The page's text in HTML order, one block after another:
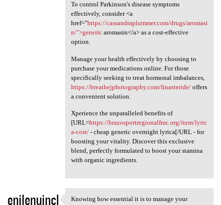
To control Parkinson's disease symptoms
effectively, consider <a
href="https://cassandraplummer.com/drugs/aromasi
n/">genericaromasin</a> as a cost-effective
option.
Manage your health effectively by choosing to
purchase your medications online. For those
specifically seeking to treat hormonal imbalances,
https://breathejphotography.com/finasteride/offers
a convenient solution.
Xperience the unparalleled benefits of
[URL=https://brazosportregionalfmc.org/item/lyric
a-cost/- cheap generic overnight lyrica[/URL - for
boosting your vitality. Discover this exclusive
blend, perfectly formulated to boost your stamina
with organic ingredients.
enilenujncl
Knowing how essential it is to manage your